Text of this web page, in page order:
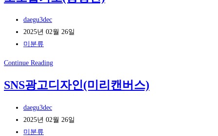
격
Post
author:
daegu3dec
Post
published:
2025년 02월 26일
Post
미분류
Continue Reading포
샵
(중
SNS광고디자인(미리캔버스)
Post
author:
daegu3dec
Post
published:
2025년 02월 26일
Post
미분류